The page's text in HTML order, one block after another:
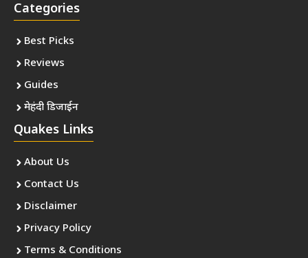
Categories
Best Picks
Reviews
Guides
मेहंदी डिजाईन
Quakes Links
About Us
Contact Us
Disclaimer
Privacy Policy
Terms & Conditions